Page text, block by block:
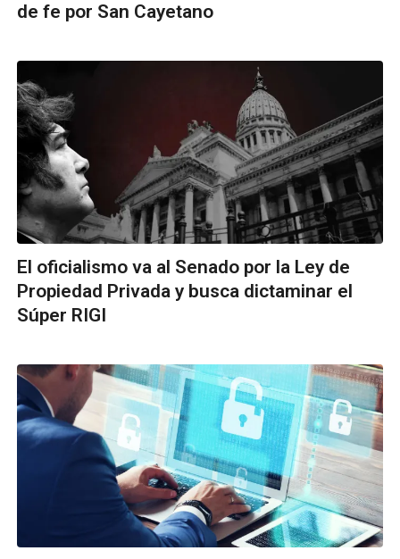
de fe por San Cayetano
El oficialismo va al Senado por la Ley de
Propiedad Privada y busca dictaminar el
Súper RIGI